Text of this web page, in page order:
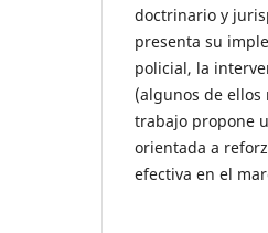
doctrinario y
presenta su
policial, la
(algunos de
trabajo propone
orientada a
efectiva en el